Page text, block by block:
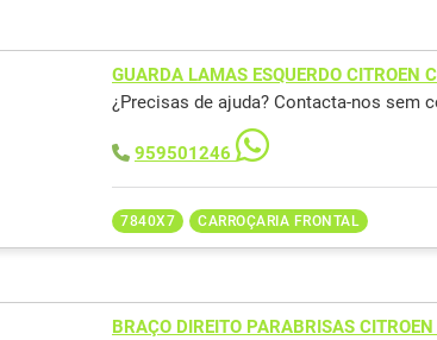
GUARDA LAMAS ESQUERDO CITROEN
¿Precisas de ajuda? Contacta-nos sem
959501246
7840X7 CARROÇARIA FRONTAL
BRAÇO DIREITO PARABRISAS